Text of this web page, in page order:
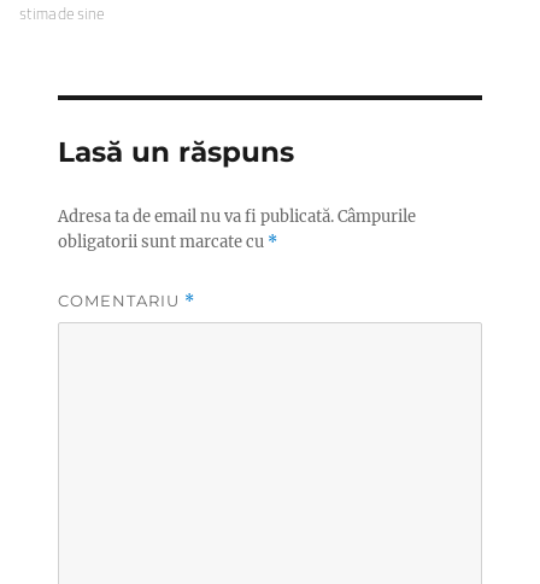
stima de sine
Lasă un răspuns
Adresa ta de email nu va fi publicată.Câmpurile
obligatorii sunt marcate cu *
COMENTARIU *